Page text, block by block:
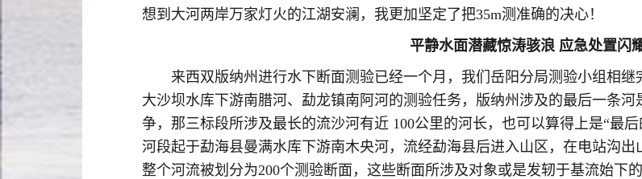
想到大河两岸万家灯火的江湖安澜，我更加坚定了把35m测准确的决心！
平静水面潜藏惊涛骇浪 应急处置闪
来西双版纳州进行水下断面测验已经一个月，我们岳阳分局测验小组相
大沙坝水库下游南腊河、勐龙镇南阿河的测验任务，版纳州涉及的最后一条
争，那三标段所涉及最长的流沙河有近 100公里的河长，也可以算得上是“最
河段起于勐海县曼满水库下游南木央河，流经勐海县后进入山区，在电站沟出
整个河流被划分为200个测验断面，这些断面所涉及对象或是发轫于基流始下